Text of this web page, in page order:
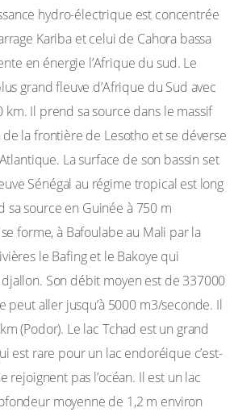
hydro-électrique est concentrée
Kariba et celui de Cahora bassa
en énergie l’Afrique du sud. Le
grand fleuve d’Afrique du Sud avec
Il prend sa source dans le massif
la frontière de Lesotho et se déverse
Atlantique. La surface de son bassin set
Sénégal au régime tropical est long
source en Guinée à 750 m
forme, à Bafoulabe au Mali par la
le Bafing et le Bakoye qui
Son débit moyen est de 337000
peut aller jusqu’à 5000 m3/seconde. Il
(Podor). Le lac Tchad est un grand
est rare pour un lac endoréique c’est-
rejoignent pas l’océan. Il est un lac
moyenne de 1,2 m environ